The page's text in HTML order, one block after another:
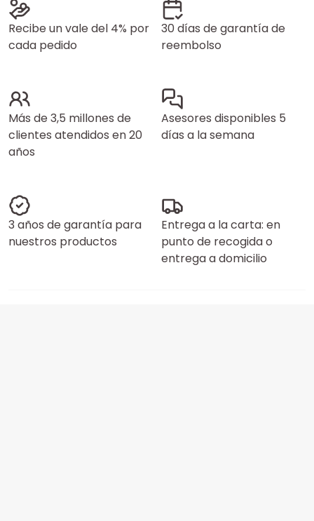
Recibe un vale del 4% por
cada pedido
30 días de garantía de
reembolso
Más de 3,5 millones de
clientes atendidos en 20
años
Asesores disponibles 5
días a la semana
3 años de garantía para
nuestros productos
Entrega a la carta: en
punto de recogida o
entrega a domicilio